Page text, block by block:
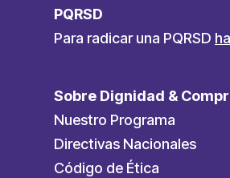
PQRSD
Para radicar una PQRSD
Sobre Dignidad &
Nuestro Programa
Directivas Nacionales
Código de Ética